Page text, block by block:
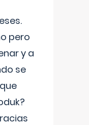
pero
y a
se